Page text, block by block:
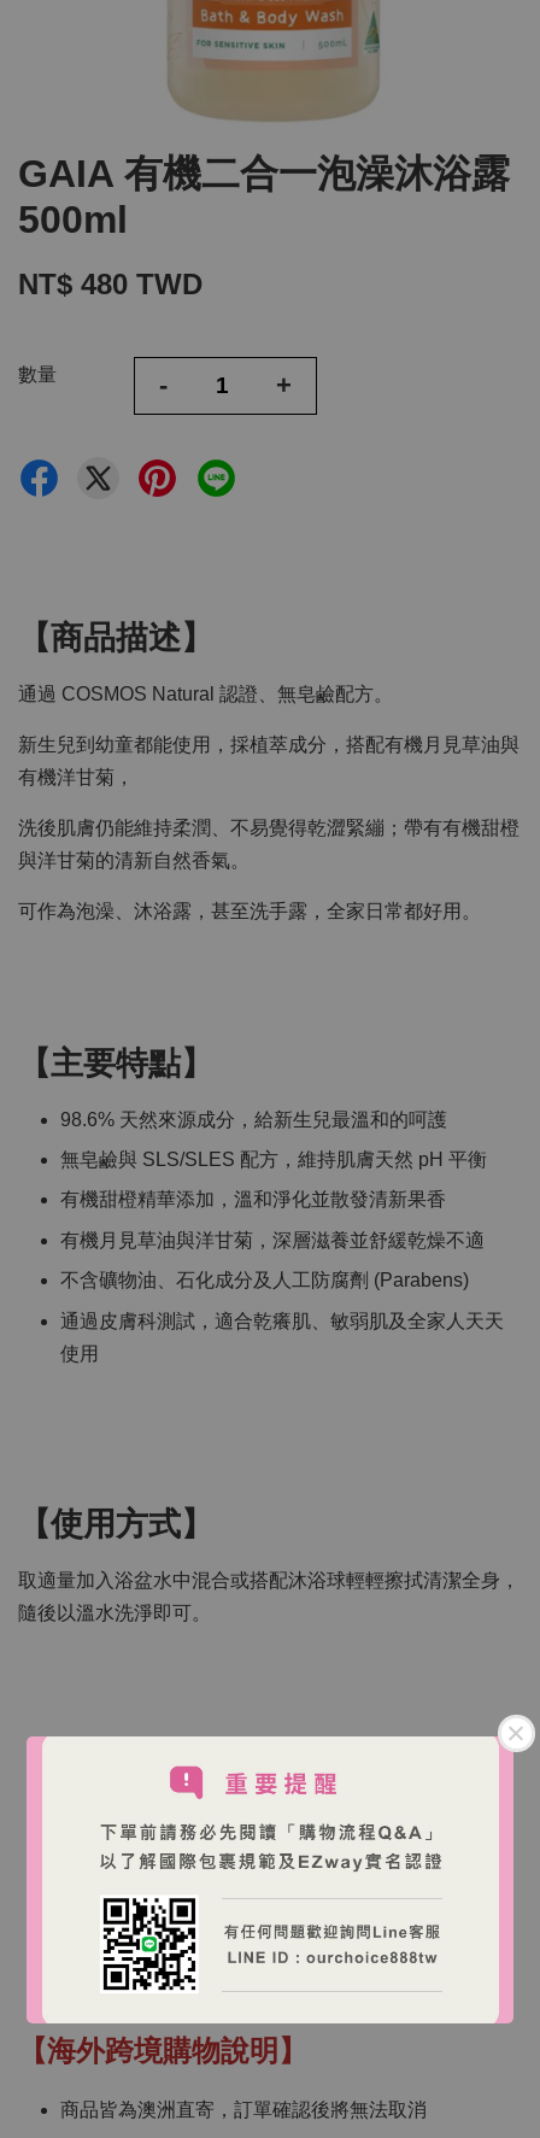
GAIA 有機二合一泡澡沐浴露
500ml
NT$ 480 TWD
數量 - +
【商品描述】
通過 COSMOS Natural 認證、無皂鹼配方。
新生兒到幼童都能使用，採植萃成分，搭配有機月見草油與
有機洋甘菊，
洗後肌膚仍能維持柔潤、不易覺得乾澀緊繃；帶有有機甜橙
與洋甘菊的清新自然香氣。
可作為泡澡、沐浴露，甚至洗手露，全家日常都好用。
【主要特點】
98.6% 天然來源成分，給新生兒最溫和的呵護
無皂鹼與 SLS/SLES 配方，維持肌膚天然 pH 平衡
有機甜橙精華添加，溫和淨化並散發清新果香
有機月見草油與洋甘菊，深層滋養並舒緩乾燥不適
不含礦物油、石化成分及人工防腐劑 (Parabens)
通過皮膚科測試，適合乾癢肌、敏弱肌及全家人天天
使用
【使用方式】
取適量加入浴盆水中混合或搭配沐浴球輕輕擦拭清潔全身，
隨後以溫水洗淨即可。
【注意事項】
產品含天然來源成分，首次使用前建議先做局部肌膚
測試。
若出現刺激或不適，請停止使用並諮詢專業人士。
避免接觸眼睛；不慎入眼請以清水沖洗。
請置於陰涼乾燥處保存。
【海外跨境購物說明】
商品皆為澳洲直寄，訂單確認後將無法取消